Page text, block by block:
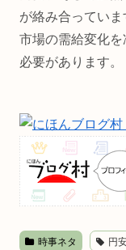
が絡み合ってい
市場の需給変化
必要があります。
時事ネタ 円